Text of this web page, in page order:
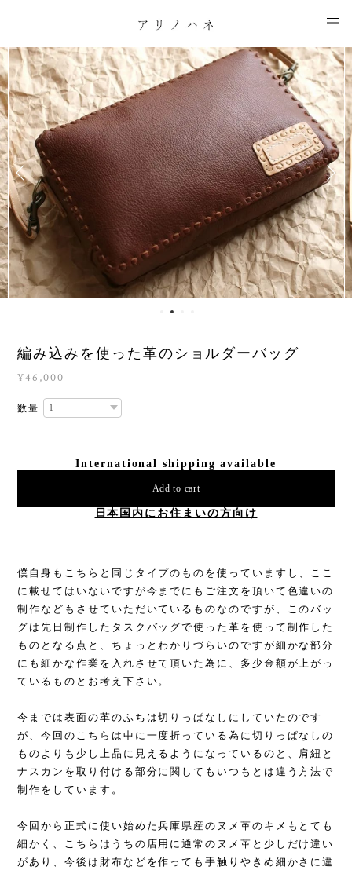
編み込みを使った革のショルダーバッグ
¥46,000
数量
International shipping available
Add to cart
日本国内にお住まいの方向け
僕自身もこちらと同じタイプのものを使っていますし、ここ
に載せてはいないですが今までにもご注文を頂いて色違いの
制作などもさせていただいているものなのですが、このバッ
グは先日制作したタスクバッグで使った革を使って制作した
ものとなる点と、ちょっとわかりづらいのですが細かな部分
にも細かな作業を入れさせて頂いた為に、多少金額が上がっ
ているものとお考え下さい。
今までは表面の革のふちは切りっぱなしにしていたのです
が、今回のこちらは中に一度折っている為に切りっぱなしの
ものよりも少し上品に見えるようになっているのと、肩紐と
ナスカンを取り付ける部分に関してもいつもとは違う方法で
制作をしています。
今回から正式に使い始めた兵庫県産のヌメ革のキメもとても
細かく、こちらはうちの店用に通常のヌメ革と少しだけ違い
があり、今後は財布などを作っても手触りやきめ細かさに違